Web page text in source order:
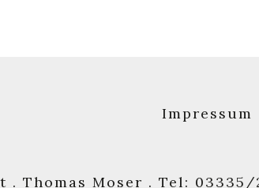
Impressum
. Thomas Moser . Tel: 03335/